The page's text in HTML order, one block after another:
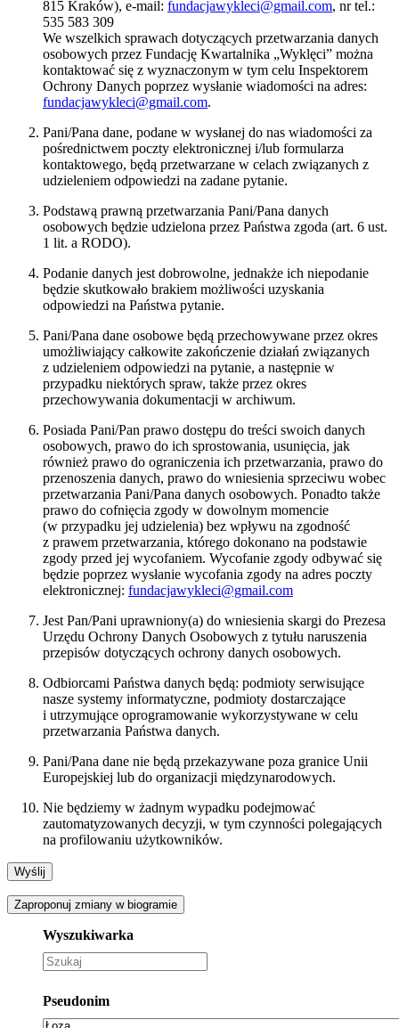
815 Kraków), e-mail: fundacjawykleci@gmail.com, nr tel.:
535 583 309
We wszelkich sprawach dotyczących przetwarzania danych
osobowych przez Fundację Kwartalnika „Wyklęci” można
kontaktować się z wyznaczonym w tym celu Inspektorem
Ochrony Danych poprzez wysłanie wiadomości na adres:
fundacjawykleci@gmail.com.
Pani/Pana dane, podane w wysłanej do nas wiadomości za
pośrednictwem poczty elektronicznej i/lub formularza
kontaktowego, będą przetwarzane w celach związanych z
udzieleniem odpowiedzi na zadane pytanie.
Podstawą prawną przetwarzania Pani/Pana danych
osobowych będzie udzielona przez Państwa zgoda (art. 6 ust.
1 lit. a RODO).
Podanie danych jest dobrowolne, jednakże ich niepodanie
będzie skutkowało brakiem możliwości uzyskania
odpowiedzi na Państwa pytanie.
Pani/Pana dane osobowe będą przechowywane przez okres
umożliwiający całkowite zakończenie działań związanych
z udzieleniem odpowiedzi na pytanie, a następnie w
przypadku niektórych spraw, także przez okres
przechowywania dokumentacji w archiwum.
Posiada Pani/Pan prawo dostępu do treści swoich danych
osobowych, prawo do ich sprostowania, usunięcia, jak
również prawo do ograniczenia ich przetwarzania, prawo do
przenoszenia danych, prawo do wniesienia sprzeciwu wobec
przetwarzania Pani/Pana danych osobowych. Ponadto także
prawo do cofnięcia zgody w dowolnym momencie
(w przypadku jej udzielenia) bez wpływu na zgodność
z prawem przetwarzania, którego dokonano na podstawie
zgody przed jej wycofaniem. Wycofanie zgody odbywać się
będzie poprzez wysłanie wycofania zgody na adres poczty
elektronicznej: fundacjawykleci@gmail.com
Jest Pan/Pani uprawniony(a) do wniesienia skargi do Prezesa
Urzędu Ochrony Danych Osobowych z tytułu naruszenia
przepisów dotyczących ochrony danych osobowych.
Odbiorcami Państwa danych będą: podmioty serwisujące
nasze systemy informatyczne, podmioty dostarczające
i utrzymujące oprogramowanie wykorzystywane w celu
przetwarzania Państwa danych.
Pani/Pana dane nie będą przekazywane poza granice Unii
Europejskiej lub do organizacji międzynarodowych.
Nie będziemy w żadnym wypadku podejmować
zautomatyzowanych decyzji, w tym czynności polegających
na profilowaniu użytkowników.
Zaproponuj zmiany w biogramie
Wyszukiwarka
Pseudonim